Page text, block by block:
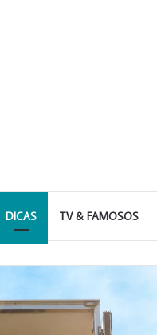
DICAS TV & FAMOSOS